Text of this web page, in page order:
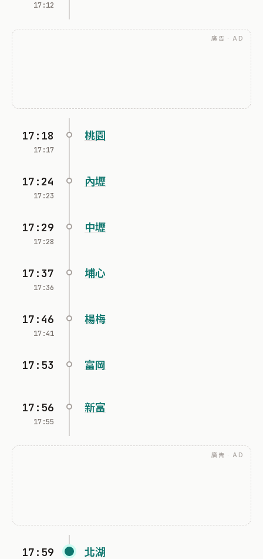
17:12
廣告 · AD
17:18
17:17
桃園
17:24
17:23
內壢
17:29
17:28
中壢
17:37
17:36
埔心
17:46
17:41
楊梅
17:53 富岡
17:56
17:55
新富
廣告 · AD
17:59 北湖